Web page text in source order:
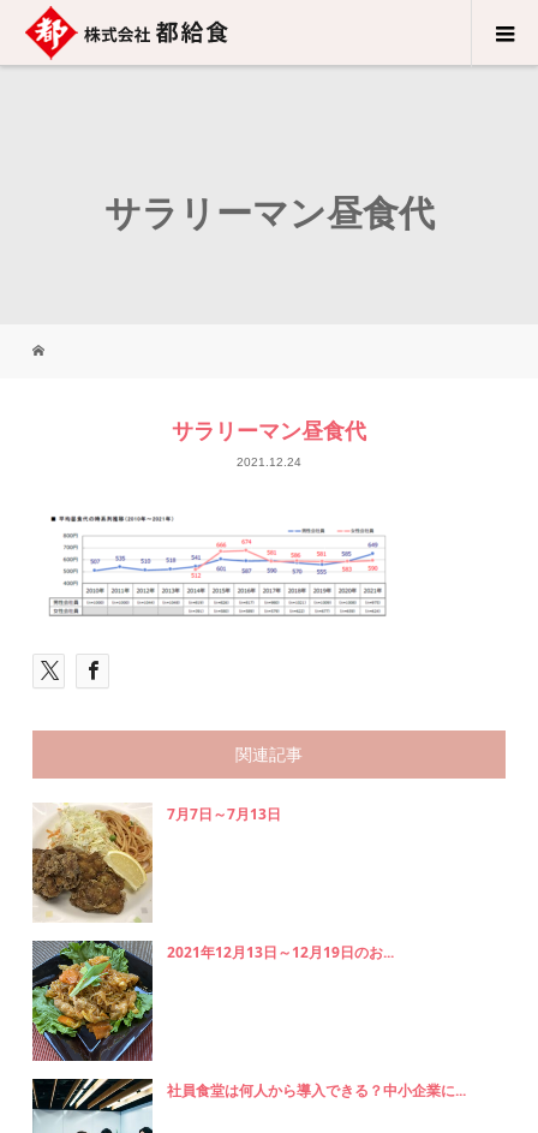
サラリーマン昼食代
サラリーマン昼食代
2021.12.24
関連記事
7月7日～7月13日
2021年12月13日～12月19日のお...
社員食堂は何人から導入できる？中小企業に...